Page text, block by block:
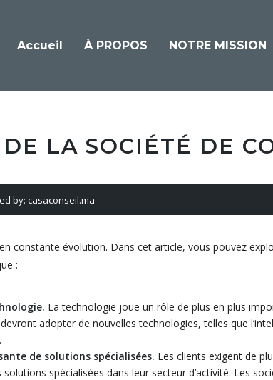
Accueil À PROPOS NOTRE MISSION
DE LA SOCIÉTÉ DE
by: casaconseil.ma
constante évolution. Dans cet article, vous pouvez
:
La technologie joue un rôle de plus en plus
adopter de nouvelles technologies, telles que
de solutions spécialisées. Les clients exigent de
spécialisées dans leur secteur d’activité. Les